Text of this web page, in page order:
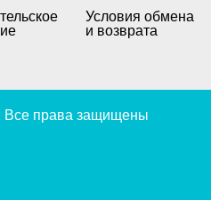
Условия обмена
и возврата
Все права защищены